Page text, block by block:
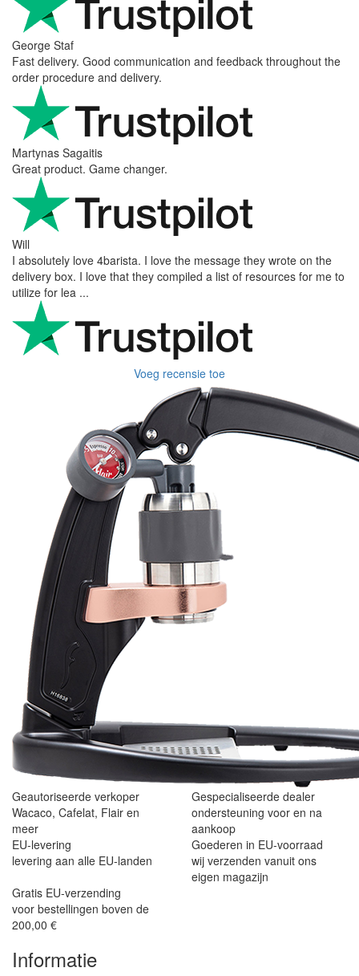
George Staf
Fast delivery. Good communication and feedback throughout the
order procedure and delivery.
Martynas Sagaitis
Great product. Game changer.
Will
I absolutely love 4barista. I love the message they wrote on the
delivery box. I love that they compiled a list of resources for me to
utilize for lea ...
Voeg recensie toe
Geautoriseerde verkoper
Wacaco, Cafelat, Flair en
meer
Gespecialiseerde dealer
ondersteuning voor en na
aankoop
EU-levering
levering aan alle EU-landen
Goederen in EU-voorraad
wij verzenden vanuit ons
eigen magazijn
Gratis EU-verzending
voor bestellingen boven de
200,00 €
Informatie